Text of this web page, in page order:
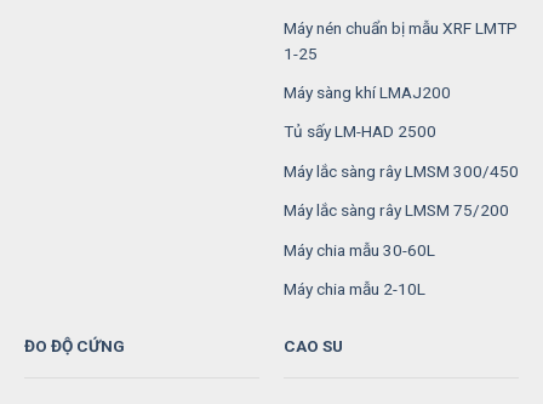
Máy nén chuẩn bị mẫu XRF LMTP
1-25
Máy sàng khí LMAJ200
Tủ sấy LM-HAD 2500
Máy lắc sàng rây LMSM 300/450
Máy lắc sàng rây LMSM 75/200
Máy chia mẫu 30-60L
Máy chia mẫu 2-10L
ĐO ĐỘ CỨNG CAO SU